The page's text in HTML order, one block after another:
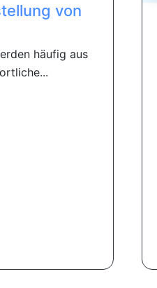
von
häufig aus